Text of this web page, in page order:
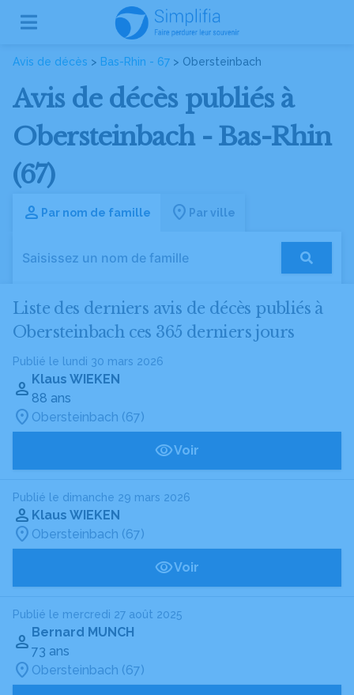
Avis de décès > Bas-Rhin - 67 > Obersteinbach
Avis de décès publiés à
Obersteinbach - Bas-Rhin
(67)
Par nom de famille Par ville
Liste des derniers avis de décès publiés à
Obersteinbach ces 365 derniers jours
Publié le lundi 30 mars 2026
Klaus WIEKEN
88 ans
Obersteinbach (67)
Voir
Publié le dimanche 29 mars 2026
Klaus WIEKEN
Obersteinbach (67)
Voir
Publié le mercredi 27 août 2025
Bernard MUNCH
73 ans
Obersteinbach (67)